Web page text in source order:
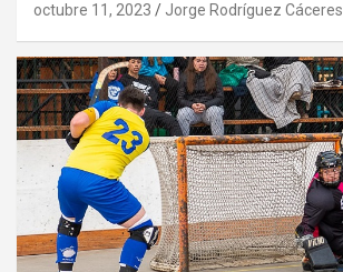
octubre 11, 2023 Jorge Rodríguez Cáceres